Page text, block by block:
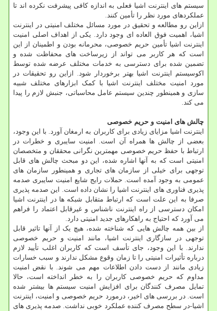
سیستم های اینترنت اشیا فعلی به اندازه کافی پیشرفت نکرده اند تا
عملکردهای مورد نظر را تأمین کنند.
ازاین رو مطالعه و تحقیق در مورد مسائل مختلف امنیتی در اینترنت
اشیا، اهمیت فوق العاده ای وجود دارد. یکی از اهداف اصلی امنیت
اینترنت اشیا تأمین حریم خصوصی، محرمانه بودن و اطمینان از این
است که هر کاربر می تواند از زیرساخت های محفاظت شده و
تضمین شده برای دسترسی به خدمات مختلف عرضه شده توسط
اکوسیستم اینترنت اشیا بهتر برخوردار شود. ازاین رو تحقیقات در
مورد امنیت مختلف اینترنت اشیا با کمک ابزارهای مختلف شبیه
سازی و همینطور چندین سیستم عامل محاسباتی، جنبش لازم را پیدا
می کند.
چالش های امنیت و حریم خصوصی
اینترنت اشیا مزایای زیادی برای کاربران به ارمغان آورد. با این وجود،
بعضی از چالش ها همراه آن است. امنیت سایبری و خطرات در
ارتباط با حفظ حریم خصوصی مهمترین نگرانی محققان و متخصصان
امنیتی است که به آنها اشاره شده، این دو مبحث چالش های قابل
توجهی برای خیلی از سازمان های تجاری و همینطور سازمان های
عمومی به وجود آمده است. حملات رایج شایع امنیت سایبری صدمه
پذیری فناوری های اینترنت اشیا را نشان داده است. این صدمه پذیری
صرفا به این علت است که ارتباط متقابل شبکه ها در اینترنت اشیا
امکان دسترسی از راه اینترنت ناشناس و غیرقابل اعتماد را فراهم
می آورد که احتیاج به راهکارهای جدید امنیتی دارد.
از بین همه چالش هایی که شناخته شده، هیچ یک از آنها تاثیر قابل
توجهی در سازگاری اینترنت اشیا، مانند امنیت و حریم خصوصی
ندارند. با این وجود، جای تأسف است که کاربران اغلب تأیید لازم
درباره تأثیرات امنیتی را تا زمان وقوع مشکل ندارند و سبب خسارات
زیادی مانند از دست دادن اطلاعات مهم می شوند. با نقض امنیت
مداوم که حریم خصوصی کاربران را به خطر انداخته است، حالا
تمایل مصرف کنندگان برای افزایش امنیت سیستم ها بیشتر شده
است. در بررسی های اخیر، درمورد حریم خصوصی و امنیت، اینترنت
اشیا-در سطح مصرف کننده عملکرد خوبی نداشت. صدمه پذیری های